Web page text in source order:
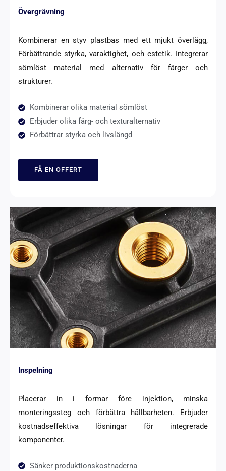
Övergrävning
Kombinerar en styv plastbas med ett mjukt överlägg,
Förbättrande styrka, varaktighet, och estetik. Integrerar
sömlöst material med alternativ för färger och
strukturer.
Kombinerar olika material sömlöst
Erbjuder olika färg- och texturalternativ
Förbättrar styrka och livslängd
FÅ EN OFFERT
Inspelning
Placerar in i formar före injektion, minska
monteringssteg och förbättra hållbarheten. Erbjuder
kostnadseffektiva lösningar för integrerade
komponenter.
Sänker produktionskostnaderna